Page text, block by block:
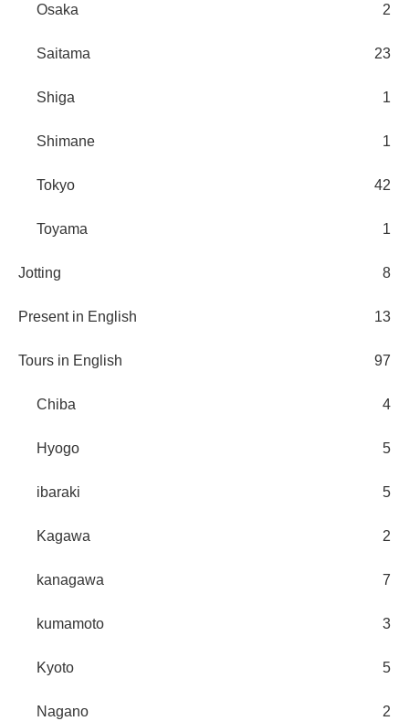
Osaka 2
Saitama 23
Shiga 1
Shimane 1
Tokyo 42
Toyama 1
Jotting 8
Present in English 13
Tours in English 97
Chiba 4
Hyogo 5
ibaraki 5
Kagawa 2
kanagawa 7
kumamoto 3
Kyoto 5
Nagano 2